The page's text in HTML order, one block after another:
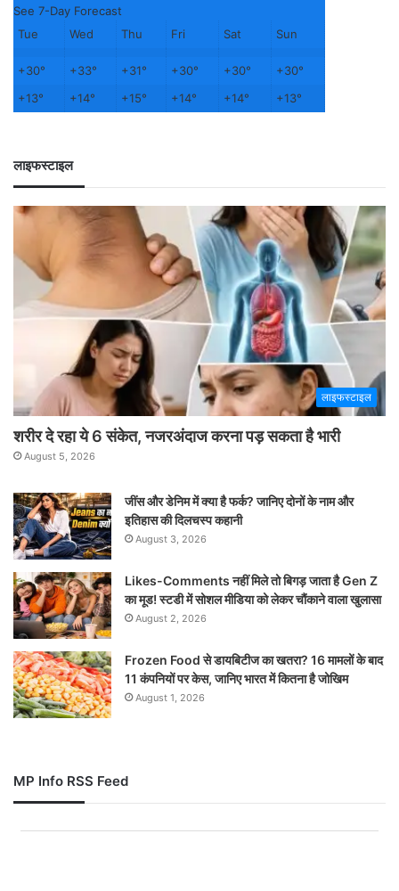
See 7-Day Forecast
Tue
Wed Thu Fri Sat Sun
+30° +33° +31° +30° +30° +30°
+13° +14° +15° +14° +14° +13°
लाइफस्टाइल
लाइफस्टाइल
शरीर दे रहा ये 6 संकेत, नजरअंदाज करना पड़ सकता है भारी
August 5, 2026
जींस और डेनिम में क्या है फर्क? जानिए दोनों के नाम और
इतिहास की दिलचस्प कहानी
August 3, 2026
Likes-Comments नहीं मिले तो बिगड़ जाता है Gen Z
का मूड! स्टडी में सोशल मीडिया को लेकर चौंकाने वाला खुलासा
August 2, 2026
Frozen Food से डायबिटीज का खतरा? 16 मामलों के बाद
11 कंपनियों पर केस, जानिए भारत में कितना है जोखिम
August 1, 2026
MP Info RSS Feed